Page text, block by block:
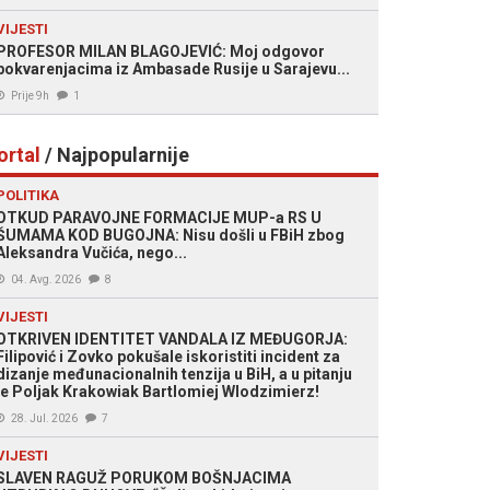
MILAN BLAGOJEVIĆ: Moj odgovor
iz Ambasade Rusije u Sarajevu...
Prije 9h 1
/ Najpopularnije
PARAVOJNE FORMACIJE MUP-a RS U
KOD BUGOJNA: Nisu došli u FBiH zbog
Vučića, nego...
04. Avg. 2026 8
IDENTITET VANDALA IZ MEĐUGORJA:
i Zovko pokušale iskoristiti incident za
međunacionalnih tenzija u BiH, a u pitanju
Poljak Krakowiak Bartlomiej Wlodzimierz!
28. Jul. 2026 7
RAGUŽ PORUKOM BOŠNJACIMA